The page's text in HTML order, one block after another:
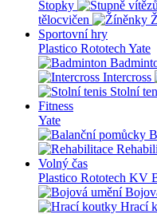
Stopky
tělocvičen
Sportovní hry
Plastico Rototech Yate
Intercross
Stolní
Fitness
Yate
Volný čas
Plastico Rototech KV
Hrací